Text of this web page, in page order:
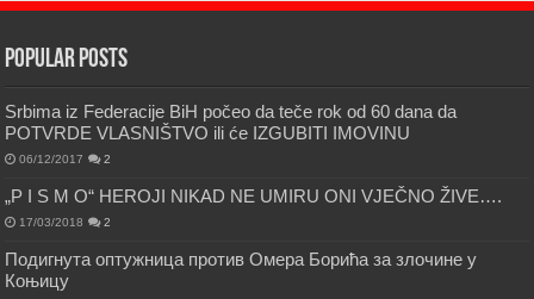
Popular Posts
Srbima iz Federacije BiH počeo da teče rok od 60 dana da
POTVRDE VLASNIŠTVO ili će IZGUBITI IMOVINU
06/12/2017 2
„P I S M O“ HEROJI NIKAD NE UMIRU ONI VJEČNO ŽIVE….
17/03/2018 2
Подигнута оптужница против Омера Борића за злочине у
Коњицу